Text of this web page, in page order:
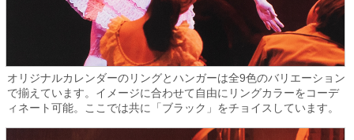
オリジナルカレンダーのリングとハンガーは全9色のバリエーション
で揃えています。イメージに合わせて自由にリングカラーをコーデ
ィネート可能。ここでは共に「ブラック」をチョイスしています。